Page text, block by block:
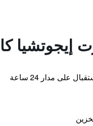
إيجوتشيا
على مدار 24 ساعة